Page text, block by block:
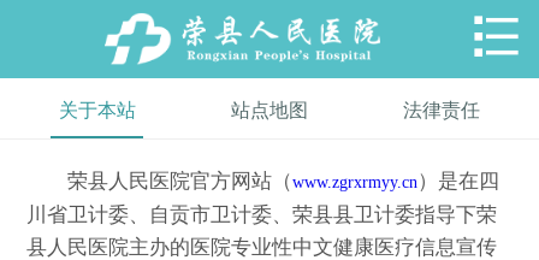

关于本站 站点地图 法律责任
荣县人民医院官方网站（www.zgrxrmyy.cn ）是在四
川省卫计委、自贡市卫计委、荣县县卫计委指导下荣
县人民医院主办的医院专业性中文健康医疗信息宣传